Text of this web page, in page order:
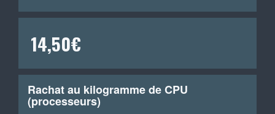
14,50€
Rachat au kilogramme de CPU
(processeurs)